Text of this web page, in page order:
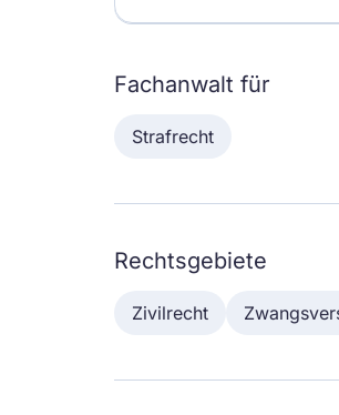
Fachanwalt für
Strafrecht
Rechtsgebiete
Zivilrecht